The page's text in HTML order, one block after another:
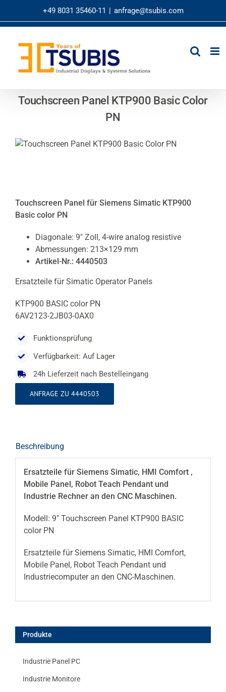
springen
+49 8031 35460-11 | anfrage@tsubis.com
Touchscreen Panel KTP900 Basic Color
PN
Touchscreen Panel für Siemens Simatic KTP900
Basic color PN
Diagonale: 9″ Zoll, 4-wire analog resistive
Abmessungen: 213×129 mm
Artikel-Nr.: 4440503
Ersatzteile für Simatic Operator Panels
KTP900 BASIC color PN
6AV2123-2JB03-0AX0
Funktionsprüfung
Verfügbarkeit: Auf Lager
24h Lieferzeit nach Bestelleingang
ANFRAGE ZU 4440503
Beschreibung
Ersatzteile für Siemens Simatic, HMI Comfort ,
Mobile Panel, Robot Teach Pendant und
Industrie Rechner an den CNC Maschinen.
Modell: 9″ Touchscreen Panel KTP900 BASIC
color PN
Ersatzteile für Siemens Simatic, HMI Comfort,
Mobile Panel, Robot Teach Pendant und
Industriecomputer an den CNC-Maschinen.
Produkte
Industrie Panel PC
Industrie Monitore